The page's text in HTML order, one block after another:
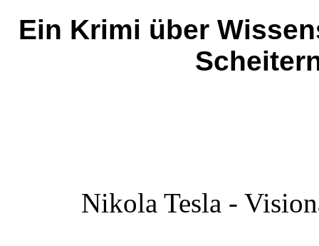
Ein Krimi über
Nikola Tesla -